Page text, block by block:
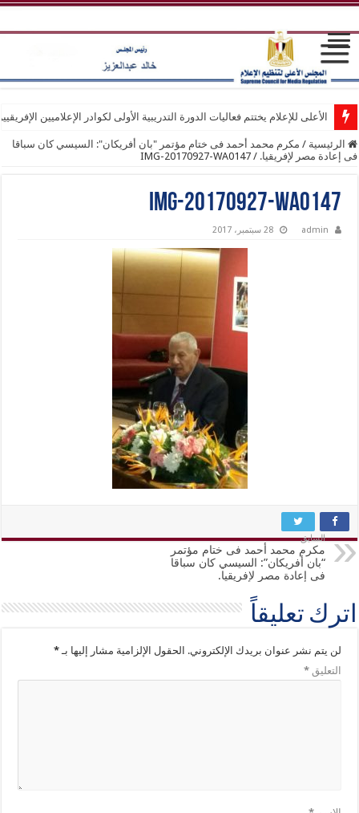
الأعلى للإعلام يختتم فعاليات الدورة التدريبية الأولى لكوادر الإعلاميين
الرئيسية / مكرم محمد أحمد فى ختام مؤتمر "بان أفريكان": السيسي كان سباقا
فى إعادة مصر لإفريقيا. /
IMG-20170927-WA0147
IMG-20170927-WA0147
admin 28 سبتمبر، 2017
السابق
مكرم محمد أحمد فى ختام مؤتمر
“بان أفريكان”: السيسي كان سباقا
فى إعادة مصر لإفريقيا.
اترك تعليقاً
لن يتم نشر عنوان بريدك الإلكتروني. الحقول الإلزامية مشار إليها بـ*
التعليق*